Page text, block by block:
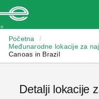
Početna
/
Međunarodne lokacije za
Canoas in Brazil
Detalji lokacije